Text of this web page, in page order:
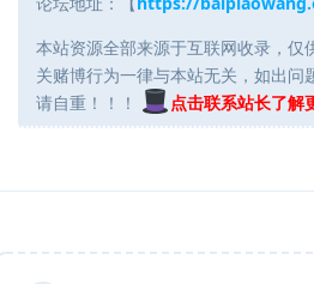
本站资源全部来源于互联网收录，仅
关赌博行为一律与本站无关，如出问
请自重！！！
点击联系站长了解